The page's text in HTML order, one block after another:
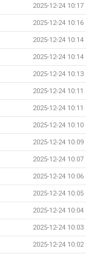
2025-12-24 10:17
2025-12-24 10:16
2025-12-24 10:14
2025-12-24 10:14
2025-12-24 10:13
2025-12-24 10:11
2025-12-24 10:11
2025-12-24 10:10
2025-12-24 10:09
2025-12-24 10:07
2025-12-24 10:06
2025-12-24 10:05
2025-12-24 10:04
2025-12-24 10:03
2025-12-24 10:02